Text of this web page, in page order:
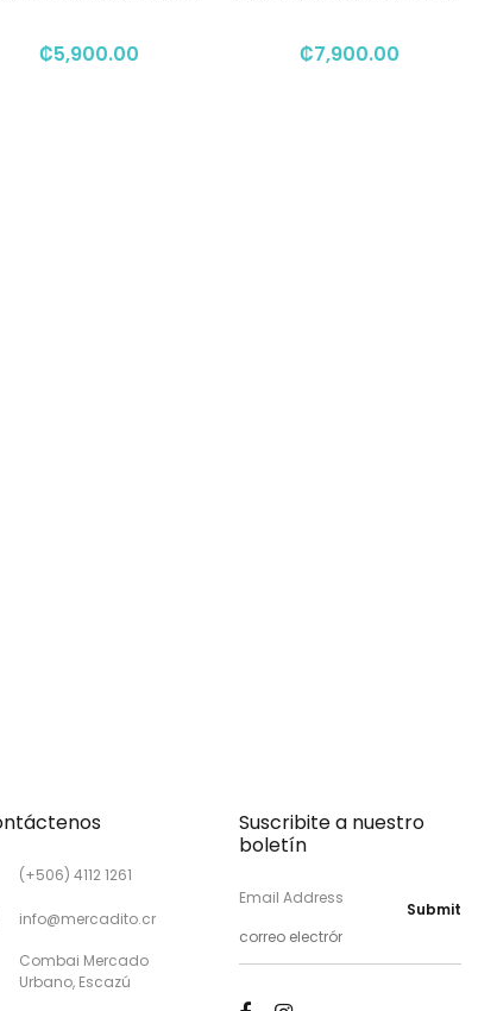
₡5,900.00 ₡7,900.00
(+506) 4112 1261
info@mercadito.cr
Combai Mercado
Urbano, Escazú
Suscribite a nuestro
boletín
Email Address
Submit